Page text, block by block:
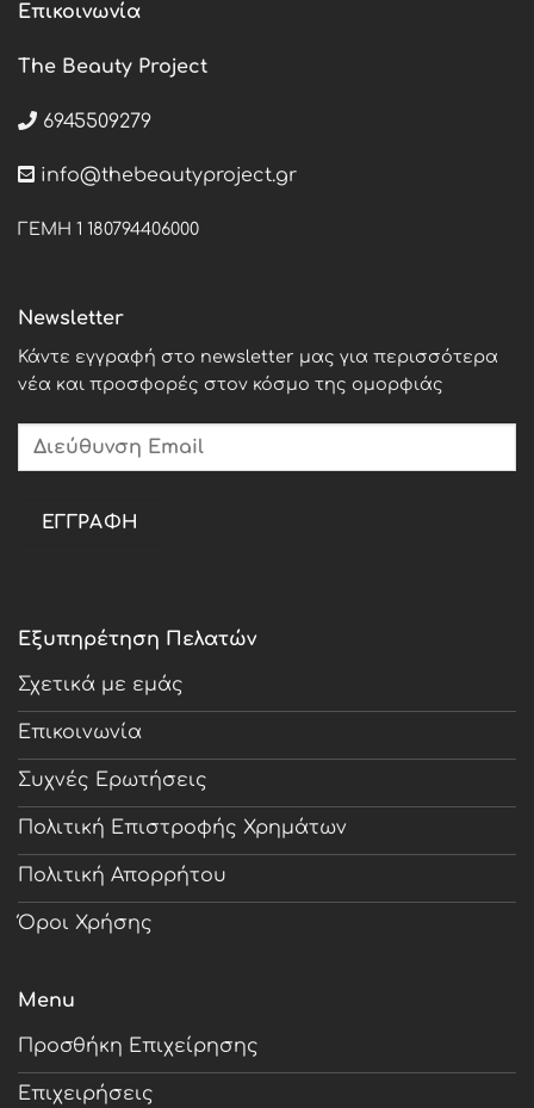
Επικοινωνία
The Beauty Project
6945509279
info@thebeautyproject.gr
ΓΕΜΗ 1 180794406000
Εξυπηρέτηση Πελατών
Σχετικά με εμάς
Επικοινωνία
Συχνές Ερωτήσεις
Πολιτική Επιστροφής Χρημάτων
Πολιτική Απορρήτου
Όροι Χρήσης
Menu
Προσθήκη Επιχείρησης
Επιχειρήσεις
Newsletter
Κάντε εγγραφή στο newsletter μας για περισσότερα
νέα και προσφορές στον κόσμο της ομορφιάς